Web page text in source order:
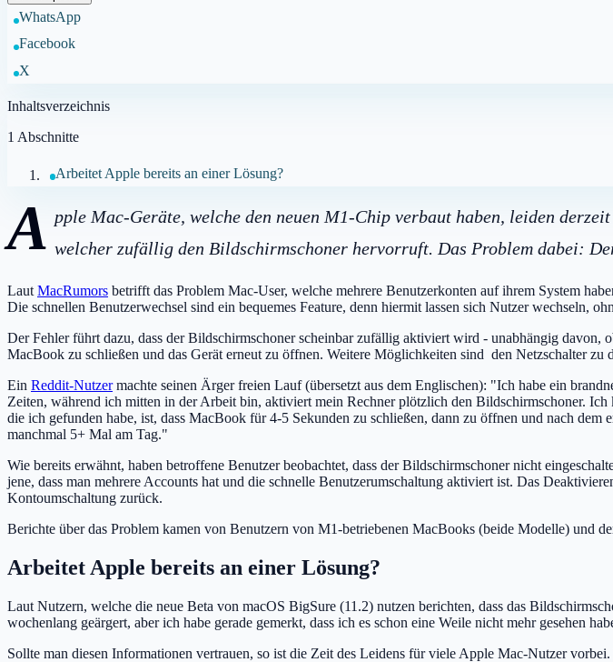
WhatsApp
Facebook
X
Inhaltsverzeichnis
1 Abschnitte
Arbeitet Apple bereits an einer Lösung?
A pple Mac-Geräte, welche den neuen M1-Chip verbaut haben, leiden
welcher zufällig den Bildschirmschoner hervorruft. Das Problem dabei:
Laut MacRumors betrifft das Problem Mac-User, welche mehrere Benutzerkonten auf ihrem System
Die schnellen Benutzerwechsel sind ein bequemes Feature, denn hiermit lassen sich Nutzer wechseln,
Der Fehler führt dazu, dass der Bildschirmschoner scheinbar zufällig aktiviert wird - unabhängig
MacBook zu schließen und das Gerät erneut zu öffnen. Weitere Möglichkeiten sind den Netzschalter
Ein Reddit-Nutzermachte seinen Ärger freien Lauf (übersetzt aus dem Englischen): "Ich habe ein
Zeiten, während ich mitten in der Arbeit bin, aktiviert mein Rechner plötzlich den Bildschirmschoner.
die ich gefunden habe, ist, dass MacBook für 4-5 Sekunden zu schließen, dann zu öffnen und nach
manchmal 5+ Mal am Tag."
Wie bereits erwähnt, haben betroffene Benutzer beobachtet, dass der Bildschirmschoner nicht
jene, dass man mehrere Accounts hat und die schnelle Benutzerumschaltung aktiviert ist. Das
Kontoumschaltung zurück.
Berichte über das Problem kamen von Benutzern von M1-betriebenen MacBooks (beide Modelle) und
Arbeitet Apple bereits an einer Lösung?
Laut Nutzern, welche die neue Beta von macOS BigSure (11.2) nutzen berichten, dass das
wochenlang geärgert, aber ich habe gerade gemerkt, dass ich es schon eine Weile nicht mehr gesehen
Sollte man diesen Informationen vertrauen, so ist die Zeit des Leidens für viele Apple Mac-Nutzer